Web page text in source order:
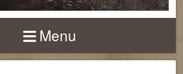
Menu